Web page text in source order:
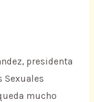
presidenta
mucho